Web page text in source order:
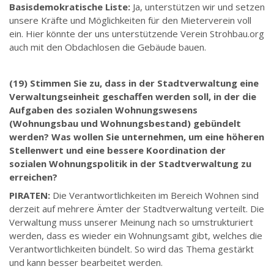
Basisdemokratische Liste: Ja, unterstützen wir und setzen
unsere Kräfte und Möglichkeiten für den Mieterverein voll
ein. Hier könnte der uns unterstützende Verein Strohbau.org
auch mit den Obdachlosen die Gebäude bauen.
(19) Stimmen Sie zu, dass in der Stadtverwaltung eine
Verwaltungseinheit geschaffen werden soll, in der die
Aufgaben des sozialen Wohnungswesens
(Wohnungsbau und Wohnungsbestand) gebündelt
werden? Was wollen Sie unternehmen, um eine höheren
Stellenwert und eine bessere Koordination der
sozialen Wohnungspolitik in der Stadtverwaltung zu
erreichen?
PIRATEN: Die Verantwortlichkeiten im Bereich Wohnen sind
derzeit auf mehrere Ämter der Stadtverwaltung verteilt. Die
Verwaltung muss unserer Meinung nach so umstrukturiert
werden, dass es wieder ein Wohnungsamt gibt, welches die
Verantwortlichkeiten bündelt. So wird das Thema gestärkt
und kann besser bearbeitet werden.